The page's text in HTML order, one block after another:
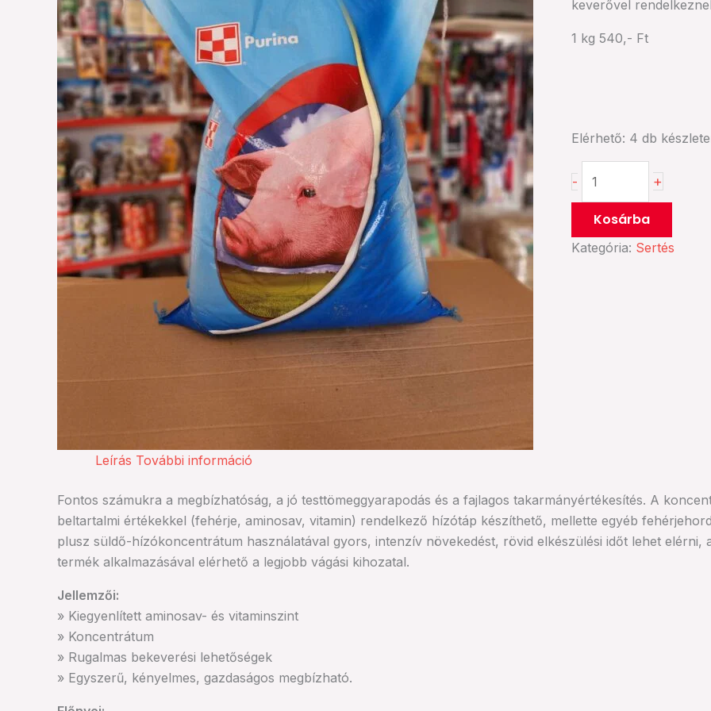
keverővel
1 kg 540,- Ft
Elérhető: 4 db
- +
Kosárba
Kategória: Sertés
Leírás További információ
Fontos számukra a megbízhatóság, a jó testtömeggyarapodás és a fajlagos takarmányértékesítés. A
beltartalmi értékekkel (fehérje, aminosav, vitamin) rendelkező hízótáp készíthető, mellette egyéb
plusz süldő-hízókoncentrátum használatával gyors, intenzív növekedést, rövid elkészülési időt lehet elérni,
termék alkalmazásával elérhető a legjobb vágási kihozatal.
Jellemzői:
» Kiegyenlített aminosav- és vitaminszint
» Koncentrátum
» Rugalmas bekeverési lehetőségek
» Egyszerű, kényelmes, gazdaságos megbízható.